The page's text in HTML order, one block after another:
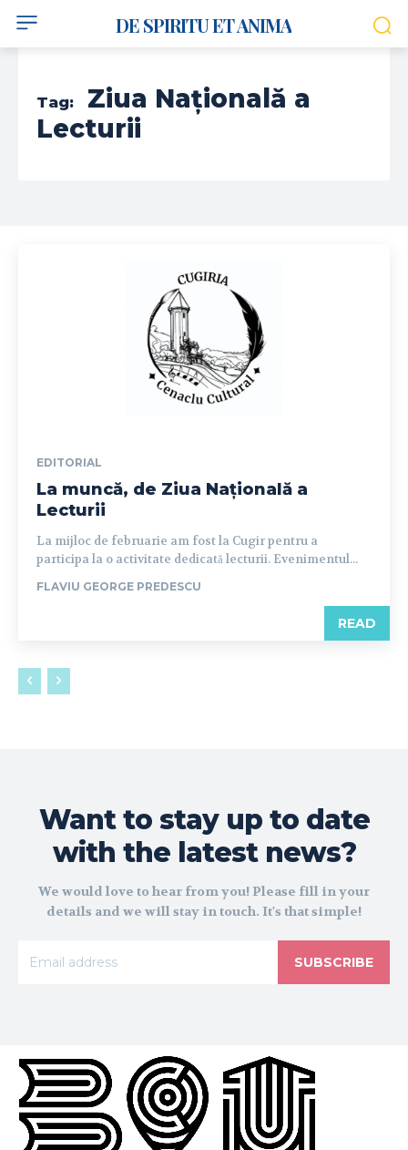
DE SPIRITU ET ANIMA
Tag:
Ziua Națională a
Lecturii
EDITORIAL
La muncă, de Ziua Națională a
Lecturii
La mijloc de februarie am fost la Cugir pentru a
participa la o activitate dedicată lecturii. Evenimentul...
FLAVIU GEORGE PREDESCU
READ
Want to stay up to date
with the latest news?
We would love to hear from you! Please fill in your
details and we will stay in touch. It's that simple!
SUBSCRIBE